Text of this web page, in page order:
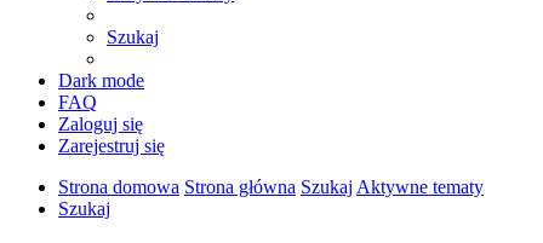
Szukaj
Dark mode
FAQ
Zaloguj się
Zarejestruj się
Strona domowa Strona główna Szukaj Aktywne tematy
Szukaj